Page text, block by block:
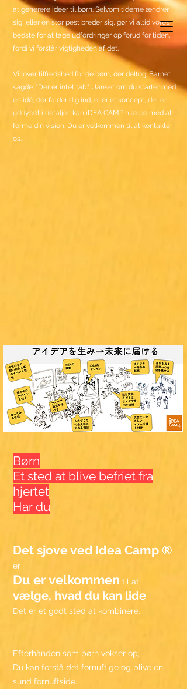
at generere ideer til børn. Selvom tiderne ændrer
sig, eller en stor pest breder sig, gør vi altid vores
bedste for at tage udfordringer op forud for tiden,
fordi vi forstår vigtigheden af det.
Vi lover tilfredshed for de børn, der deltog. Barnet
sagde: "Der er intet tab." Uanset om du starter med
en idé, der falder dig ind, eller et koncept, der er
uddybet i detaljer, kan iDEA CAMP hjælpe med at
forme din vision. Du er velkommen til at kontakte
os.
Børn
Et sted at blive befriet fra
hjertet
Har du
Det sjove ved Idea Camp ®︎
er
Du er velkommen til at
vælge, hvad du kan lide
Det er et godt sted at kombinere.
Efterhånden som børn vokser op,
Du kan forstå det fornuftige og blive en
sund fornuftside.